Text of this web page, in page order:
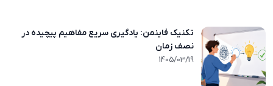
تکنیک فاینمن: یادگیری سریع مفاهیم پیچیده در
نصف زمان
1405/03/18
1405/03/19